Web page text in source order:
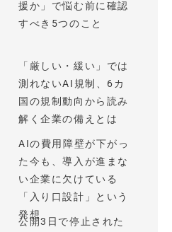
援か」で悩む前に確認
すべき5つのこと
「厳しい・緩い」では
測れないAI規制、6カ
国の規制動向から読み
解く企業の備えとは
AIの費用障壁が下がっ
た今も、導入が進まな
い企業に欠けている
「入り口設計」という
発想
公開3日で停止された